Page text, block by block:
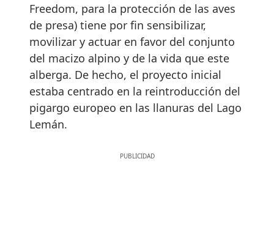
Freedom, para la protección de las aves
de presa) tiene por fin sensibilizar,
movilizar y actuar en favor del conjunto
del macizo alpino y de la vida que este
alberga. De hecho, el proyecto inicial
estaba centrado en la reintroducción del
pigargo europeo en las llanuras del Lago
Lemán.